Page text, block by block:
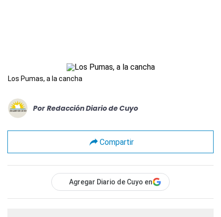
Los Pumas, a la cancha
Por Redacción Diario de Cuyo
Compartir
Agregar Diario de Cuyo en